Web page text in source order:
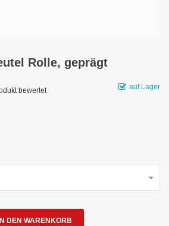
Rolle, geprägt
auf Lager
bewertet
DEN WARENKORB